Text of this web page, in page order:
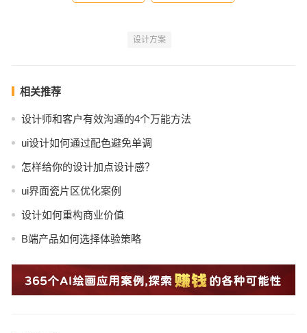
设计方案
相关推荐
设计师和客户有效沟通的4个万能方法
ui设计如何通过配色避免单调
怎样给你的设计加点设计感？
ui界面瓷片区优化案例
设计如何重构商业价值
B端产品如何选择体验策略